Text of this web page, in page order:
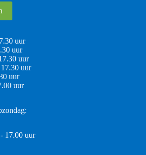
uur
uur
uur
uur
uur
uur
17.00 uur